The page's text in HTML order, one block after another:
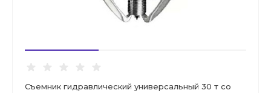
Съемник гидравлический универсальный 30 т со